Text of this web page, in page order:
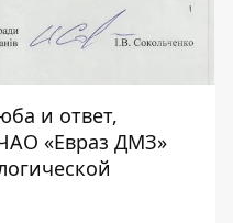
и ответ,
«Евраз ДМЗ»